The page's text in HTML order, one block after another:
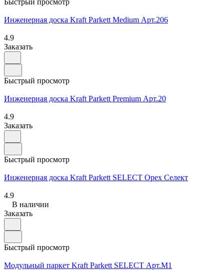
Инженерная доска Kraft Parkett Medium Арт.206
4.9
Заказать
Быстрый просмотр
Инженерная доска Kraft Parkett Premium Арт.20
4.9
Заказать
Быстрый просмотр
Инженерная доска Kraft Parkett SELECT Орех Селект
4.9
В наличии
Заказать
Быстрый просмотр
Модульный паркет Kraft Parkett SELECT Арт.М1